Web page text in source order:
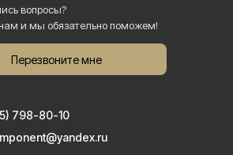
Перезвоните мне
вопросы?
и мы обязательно поможем!
798-80-10